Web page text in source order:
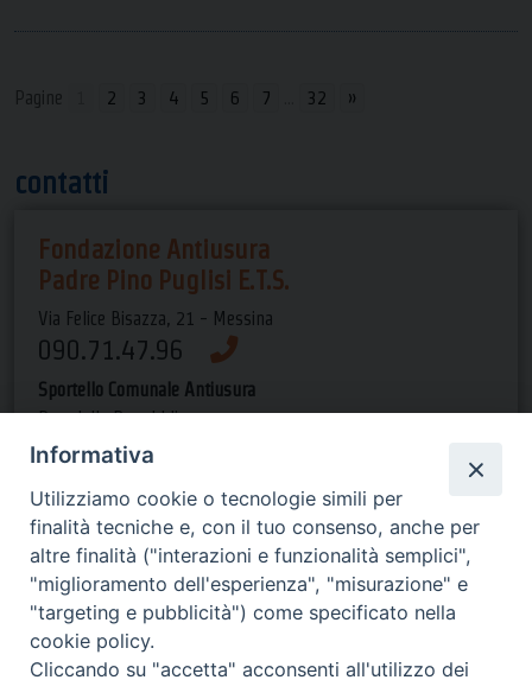
contatti
Fondazione Antiusura
Padre Pino Puglisi E.T.S.
Via Felice Bisazza, 21 - Messina
090.71.47.96
Sportello Comunale Antiusura
P.za della Repubblica
(presso Pal. Satellite) - ME
Orari di apertura
dal lun al gio dalle 9 alle 13 e
dalle 15 alle 19, il ven dalle 9 alle 13-->
invia una email
Pagine 2 3 4 5 6 7 32 »
Informativa
Utilizziamo cookie o tecnologie simili per
finalità tecniche e, con il tuo consenso, anche per
altre finalità ("interazioni e funzionalità semplici",
"miglioramento dell'esperienza", "misurazione" e
"targeting e pubblicità") come specificato nella
cookie policy.
Cliccando su "accetta" acconsenti all'utilizzo dei